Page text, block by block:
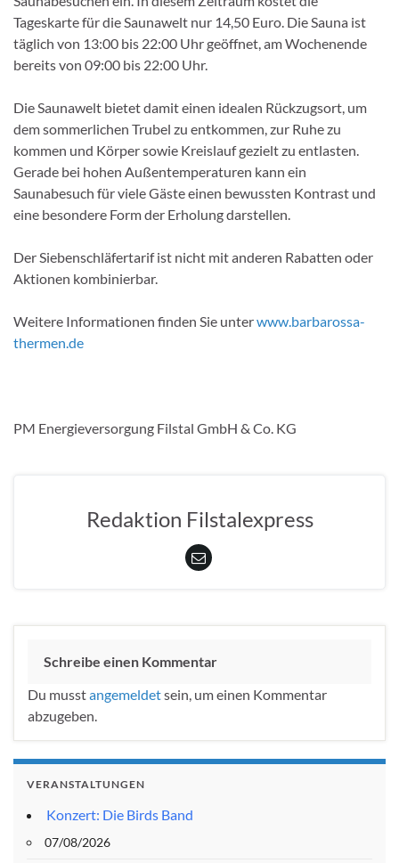
Tageskarte für die Saunawelt nur 14,50 Euro. Die Sauna ist
täglich von 13:00 bis 22:00 Uhr geöffnet, am Wochenende
bereits von 09:00 bis 22:00 Uhr.
Die Saunawelt bietet damit einen idealen Rückzugsort, um
dem sommerlichen Trubel zu entkommen, zur Ruhe zu
kommen und Körper sowie Kreislauf gezielt zu entlasten.
Gerade bei hohen Außentemperaturen kann ein
Saunabesuch für viele Gäste einen bewussten Kontrast und
eine besondere Form der Erholung darstellen.
Der Siebenschläfertarif ist nicht mit anderen Rabatten oder
Aktionen kombinierbar.
Weitere Informationen finden Sie unterwww.barbarossa-
thermen.de
PM Energieversorgung Filstal GmbH & Co. KG
Redaktion Filstalexpress
Schreibe einen Kommentar
Du musstangemeldetsein, um einen Kommentar
abzugeben.
VERANSTALTUNGEN
Konzert: Die Birds Band
07/08/2026